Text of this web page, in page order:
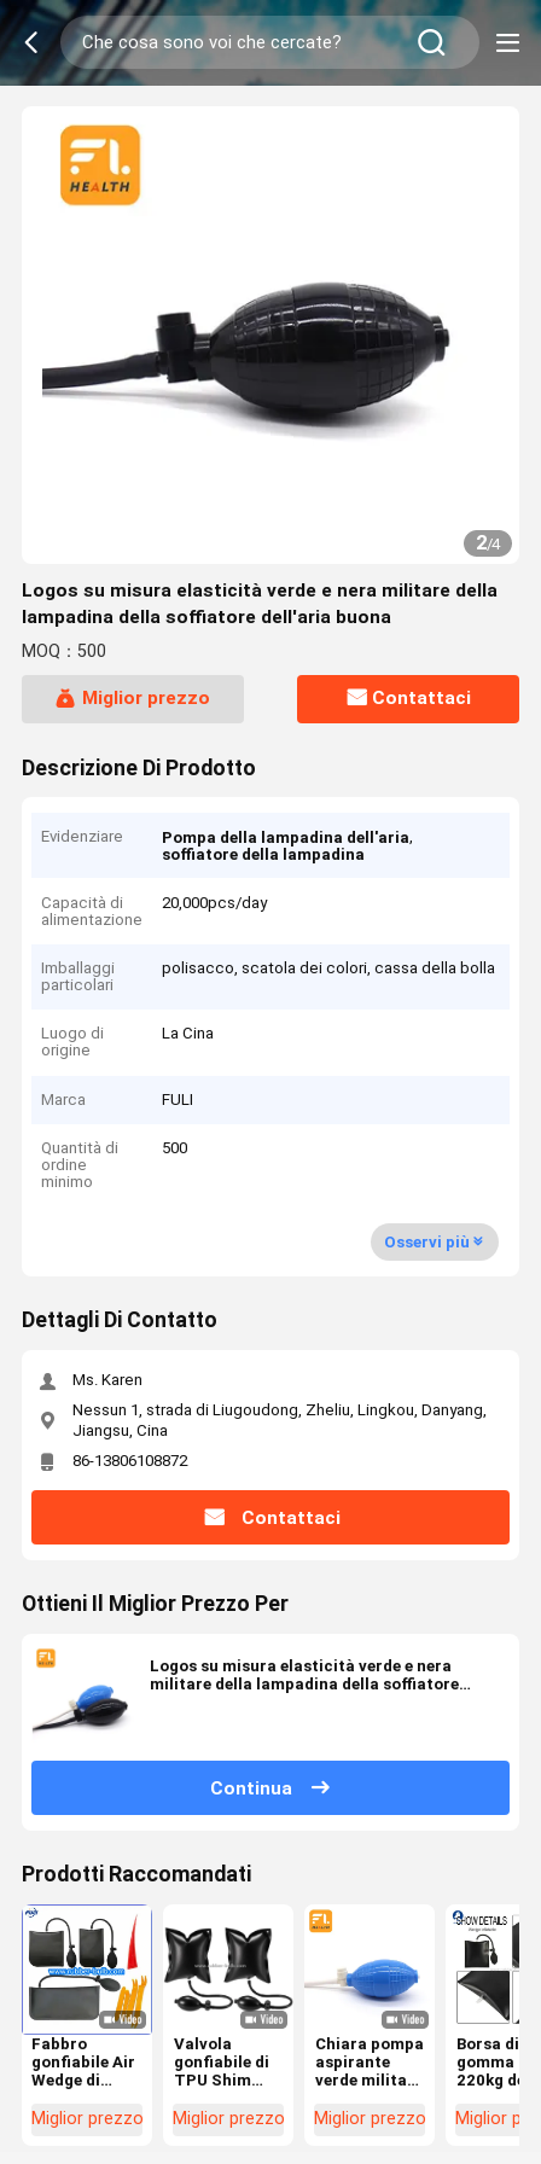
2/4
Logos su misura elasticità verde e nera militare della
lampadina della soffiatore dell'aria buona
MOQ：500
Miglior prezzo Contattaci
Descrizione Di Prodotto
Evidenziare Pompa della lampadina dell'aria,
soffiatore della lampadina
Capacità di
alimentazione
20,000pcs/day
Imballaggi
particolari
polisacco, scatola dei colori, cassa della bolla
Luogo di
origine
La Cina
Marca FULI
Quantità di
ordine
minimo
500
Osservi più
Dettagli Di Contatto
Ms. Karen
Nessun 1, strada di Liugoudong, Zheliu, Lingkou, Danyang,
Jiangsu, Cina
86-13806108872
Contattaci
Ottieni Il Miglior Prezzo Per
Logos su misura elasticità verde e nera
militare della lampadina della soffiatore
Continua
Prodotti Raccomandati
Fabbro
gonfiabile Air
Wedge di
16*16cm
Miglior prezzo
Valvola
gonfiabile di
TPU Shim
Metal Release
Miglior prezzo
Chiara pompa
aspirante
verde militare
della multi
Miglior prezzo
Borsa di
gomma
220kg del
dell'aria di
Miglior